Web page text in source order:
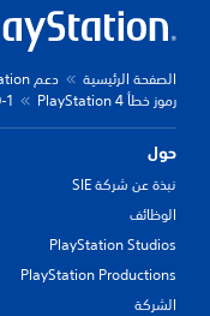
الصفحة الرئيسية دعم PlayStation
رموز خطأ PlayStation 4
1
حول
نبذة عن شركة SIE
الوظائف
PlayStation Studios
PlayStation Productions
الشركة